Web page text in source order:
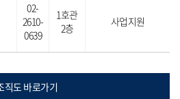
02-
2610-
0639
1호관
2층
사업지원
직도 바로가기